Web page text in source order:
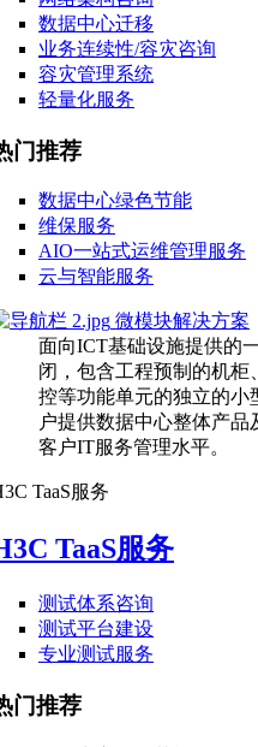
数据中心迁移
业务连续性/容灾咨询
容灾管理系统
轻量化服务
门推荐
数据中心绿色节能
维保服务
AIO一站式运维管理服务
云与智能服务
微模块解决方案
面向ICT基础设施提供的
闭，包含工程预制的机柜
控等功能单元的独立的小
户提供数据中心整体产品
客户IT服务管理水平。
TaaS服务
TaaS服务
测试体系咨询
测试平台建设
专业测试服务
门推荐